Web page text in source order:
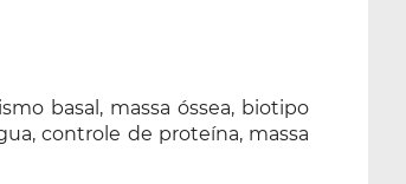
basal, massa óssea, biotipo
controle de proteína, massa